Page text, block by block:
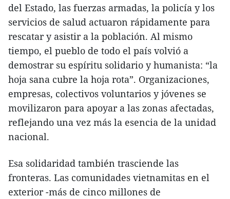
del Estado, las fuerzas armadas, la policía y los
servicios de salud actuaron rápidamente para
rescatar y asistir a la población. Al mismo
tiempo, el pueblo de todo el país volvió a
demostrar su espíritu solidario y humanista: “la
hoja sana cubre la hoja rota”. Organizaciones,
empresas, colectivos voluntarios y jóvenes se
movilizaron para apoyar a las zonas afectadas,
reflejando una vez más la esencia de la unidad
nacional.
Esa solidaridad también trasciende las
fronteras. Las comunidades vietnamitas en el
exterior -más de cinco millones de